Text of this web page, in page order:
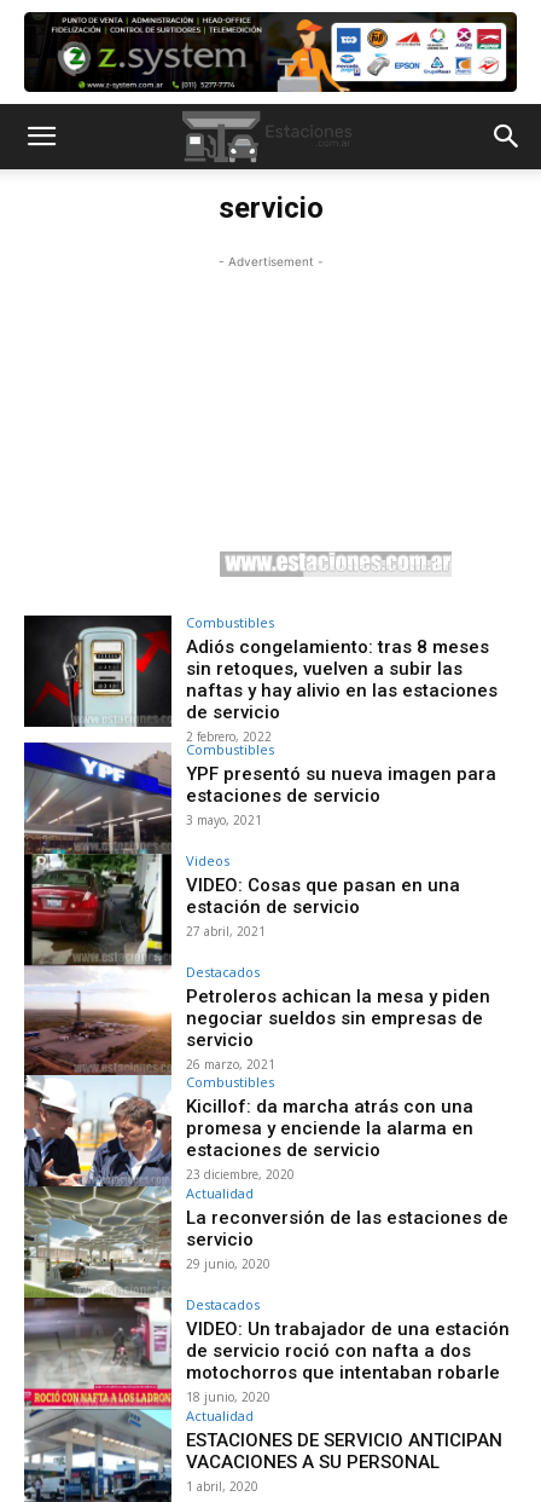
servicio
- Advertisement -
Combustibles
Adiós congelamiento: tras 8 meses
sin retoques, vuelven a subir las
naftas y hay alivio en las estaciones
de servicio
2 febrero, 2022
Combustibles
YPF presentó su nueva imagen para
estaciones de servicio
3 mayo, 2021
Videos
VIDEO: Cosas que pasan en una
estación de servicio
27 abril, 2021
Destacados
Petroleros achican la mesa y piden
negociar sueldos sin empresas de
servicio
26 marzo, 2021
Combustibles
Kicillof: da marcha atrás con una
promesa y enciende la alarma en
estaciones de servicio
23 diciembre, 2020
Actualidad
La reconversión de las estaciones de
servicio
29 junio, 2020
Destacados
VIDEO: Un trabajador de una estación
de servicio roció con nafta a dos
motochorros que intentaban robarle
18 junio, 2020
Actualidad
ESTACIONES DE SERVICIO ANTICIPAN
VACACIONES A SU PERSONAL
1 abril, 2020